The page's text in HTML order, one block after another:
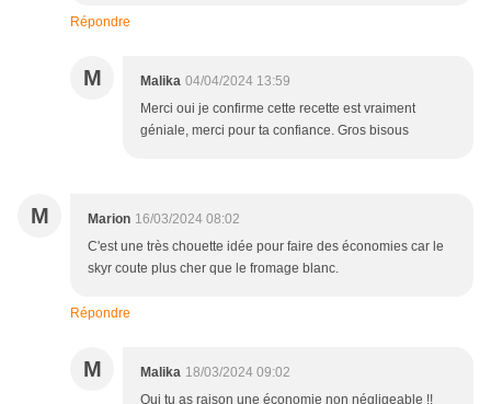
Répondre
M Malika 04/04/2024 13:59
Merci oui je confirme cette recette est vraiment
géniale, merci pour ta confiance. Gros bisous
M Marion 16/03/2024 08:02
C'est une très chouette idée pour faire des économies car le
skyr coute plus cher que le fromage blanc.
Répondre
M Malika 18/03/2024 09:02
Oui tu as raison une économie non négligeable !!